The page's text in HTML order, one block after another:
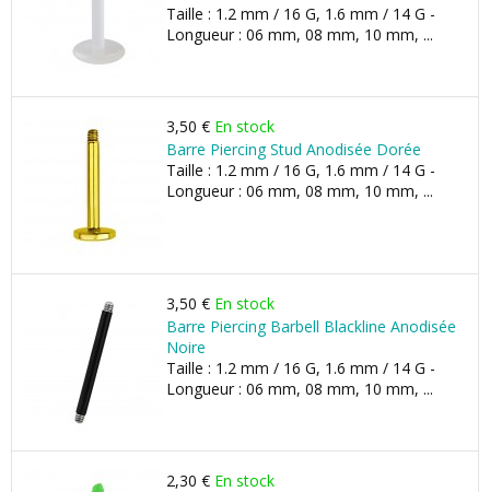
Taille : 1.2 mm / 16 G, 1.6 mm / 14 G -
Longueur : 06 mm, 08 mm, 10 mm, ...
3,50 € En stock
Barre Piercing Stud Anodisée Dorée
Taille : 1.2 mm / 16 G, 1.6 mm / 14 G -
Longueur : 06 mm, 08 mm, 10 mm, ...
3,50 € En stock
Barre Piercing Barbell Blackline Anodisée
Noire
Taille : 1.2 mm / 16 G, 1.6 mm / 14 G -
Longueur : 06 mm, 08 mm, 10 mm, ...
2,30 € En stock